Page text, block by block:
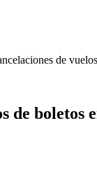
de
boletos